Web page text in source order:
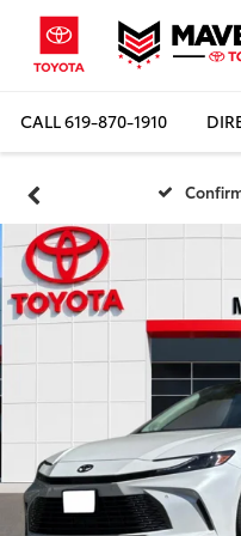
CALL619-870-1910